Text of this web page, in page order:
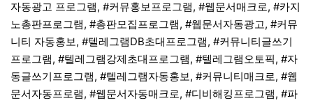
자동광고 프로그램, #커뮤홍보프로그램, #웹문서매크로, #카지
노총판프로그램, #총판모집프로그램, #웹문서자동광고, #커뮤
니티 자동홍보, #텔레그램DB초대프로그램, #커뮤니티글쓰기
프로그램, #텔레그램강제초대프로그램, #텔레그램오토픽, #자
동글쓰기프로그램, #텔레그램자동홍보, #커뮤니티매크로, #웹
문서자동프로램, #웹문서자동매크로, #디비해킹프로그램, #파